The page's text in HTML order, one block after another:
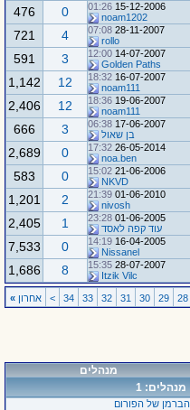
15-12-2006
01:26
noam1202
0
476
28-11-2007
07:08
rollo
4
721
14-07-2007
12:00
Golden Paths
3
591
16-07-2007
18:32
noam111
12
1,142
19-06-2007
18:36
noam111
12
2,406
17-06-2007
06:38
בן שאול
3
666
26-05-2014
17:32
noa.ben
0
2,689
21-06-2006
15:02
NKVD
0
583
01-06-2010
21:39
nivosh
2
1,201
01-06-2005
23:28
עוד קפה לאסד
1
2,405
16-04-2005
14:19
Nissanel
0
7,533
28-07-2007
15:35
Itzik Vilc
8
1,686
28
29
30
31
32
33
34
> אחרון »
מנהלים
מנהלים: 1
הברמן של הפורום